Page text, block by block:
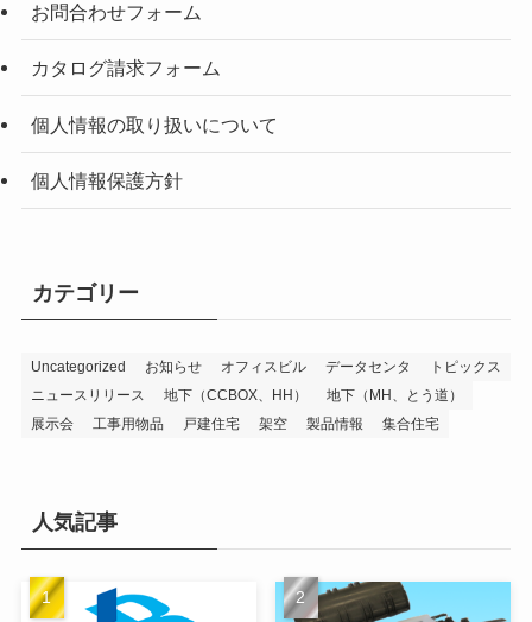
お問合わせフォーム
カタログ請求フォーム
個人情報の取り扱いについて
個人情報保護方針
カテゴリー
Uncategorized お知らせ オフィスビル データセンタ
トピックス
ニュースリリース
地下（CCBOX、HH）
地下（MH、とう道）
展示会
工事用物品 戸建住宅 架空 製品情報 集合住宅
人気記事